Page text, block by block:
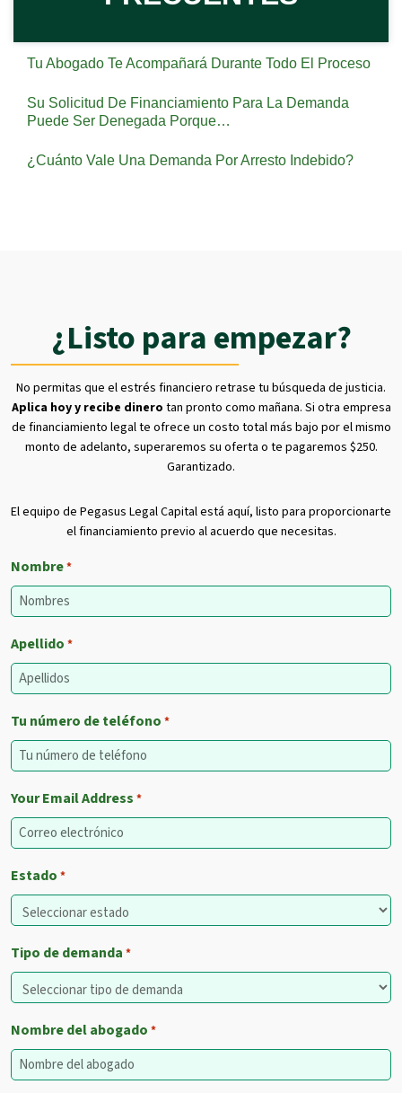
Tu Abogado Te Acompañará Durante Todo El Proceso
Su Solicitud De Financiamiento Para La Demanda
Puede Ser Denegada Porque…
¿Cuánto Vale Una Demanda Por Arresto Indebido?
¿Listo para empezar?
No permitas que el estrés financiero retrase tu búsqueda de justicia.
Aplica hoy y recibe dinero tan pronto como mañana. Si otra empresa
de financiamiento legal te ofrece un costo total más bajo por el mismo
monto de adelanto, superaremos su oferta o te pagaremos $250.
Garantizado.
El equipo de Pegasus Legal Capital está aquí, listo para proporcionarte
el financiamiento previo al acuerdo que necesitas.
Nombre*
Apellido *
Tu número de teléfono *
Your Email Address *
Estado *
Tipo de demanda *
Nombre del abogado *